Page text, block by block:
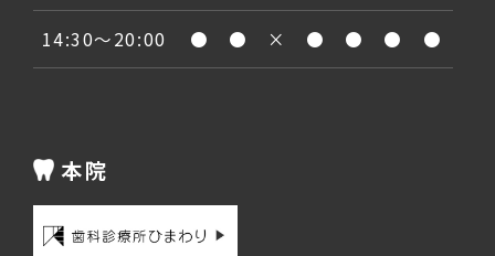
14:30〜20:00 ● ● × ● ● ● ●
本院